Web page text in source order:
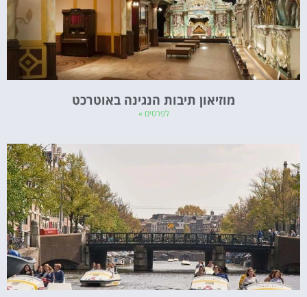
מוזיאון תיבות הנגינה באוטרכט
לפרטים »